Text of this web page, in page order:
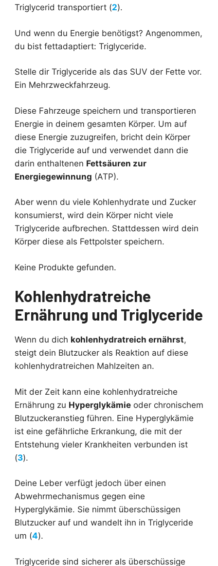
Triglycerid transportiert (2).
Und wenn du Energie benötigst? Angenommen,
du bist fettadaptiert: Triglyceride.
Stelle dir Triglyceride als das SUV der Fette vor.
Ein Mehrzweckfahrzeug.
Diese Fahrzeuge speichern und transportieren
Energie in deinem gesamten Körper. Um auf
diese Energie zuzugreifen, bricht dein Körper
die Triglyceride auf und verwendet dann die
darin enthaltenen Fettsäuren zur
Energiegewinnung (ATP).
Aber wenn du viele Kohlenhydrate und Zucker
konsumierst, wird dein Körper nicht viele
Triglyceride aufbrechen. Stattdessen wird dein
Körper diese als Fettpolster speichern.
Keine Produkte gefunden.
Kohlenhydratreiche
Ernährung und Triglyceride
Wenn du dich kohlenhydratreich ernährst,
steigt dein Blutzucker als Reaktion auf diese
kohlenhydratreichen Mahlzeiten an.
Mit der Zeit kann eine kohlenhydratreiche
Ernährung zu Hyperglykämie oder chronischem
Blutzuckeranstieg führen. Eine Hyperglykämie
ist eine gefährliche Erkrankung, die mit der
Entstehung vieler Krankheiten verbunden ist
(3).
Deine Leber verfügt jedoch über einen
Abwehrmechanismus gegen eine
Hyperglykämie. Sie nimmt überschüssigen
Blutzucker auf und wandelt ihn in Triglyceride
um (4).
Triglyceride sind sicherer als überschüssige